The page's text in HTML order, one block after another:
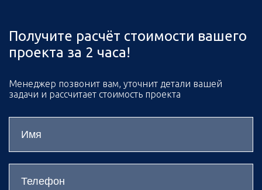
Получите расчёт стоимости вашего
проекта за 2 часа!
Менеджер позвонит вам, уточнит детали вашей
задачи и рассчитает стоимость проекта